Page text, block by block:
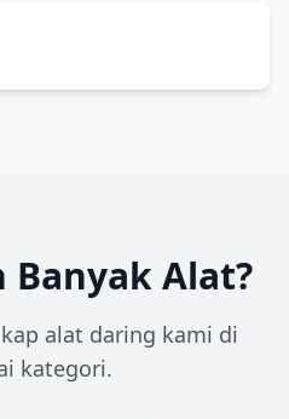
Alat?
alat daring kami di
kategori.